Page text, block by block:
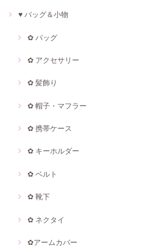
♥ バッグ＆小物
✿ バッグ
✿ アクセサリー
✿ 髪飾り
✿ 帽子・マフラー
✿ 携帯ケース
✿ キーホルダー
✿ ベルト
✿ 靴下
✿ ネクタイ
✿アームカバー